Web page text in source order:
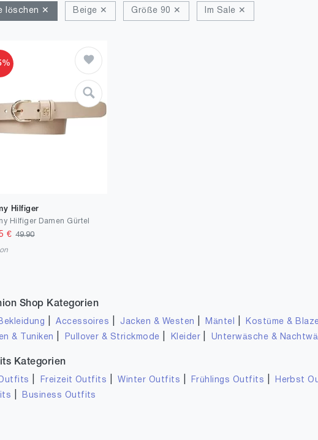
löschen ✕ Beige ✕ Größe 90 ✕ Im Sale ✕
Hilfiger
Hilfiger Damen Gürtel
€49.90
Shop Kategorien
|Accessoires Jacken & Westen Mäntel Kostüme &
& Tuniken Pullover & Strickmode Kleider Unterwäsche &
Kategorien
Freizeit Outfits |Winter Outfits Frühlings Outfits Herbst
Business Outfits